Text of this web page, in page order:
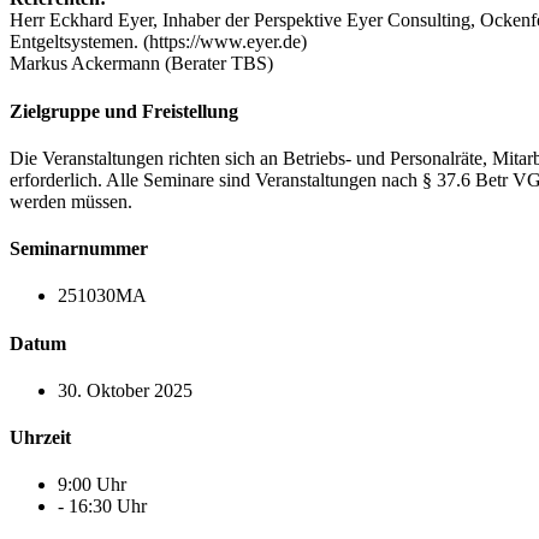
Herr Eckhard Eyer, Inhaber der Perspektive Eyer Consulting,
Entgeltsystemen. (https://www.eyer.de)
Markus Ackermann (Berater TBS)
Zielgruppe und Freistellung
Die Veranstaltungen richten sich an Betriebs- und Personalräte,
erforderlich. Alle Seminare sind Veranstaltungen nach § 37.6 Betr
werden müssen.
Seminarnummer
251030MA
Datum
30. Oktober 2025
Uhrzeit
9:00 Uhr
- 16:30 Uhr